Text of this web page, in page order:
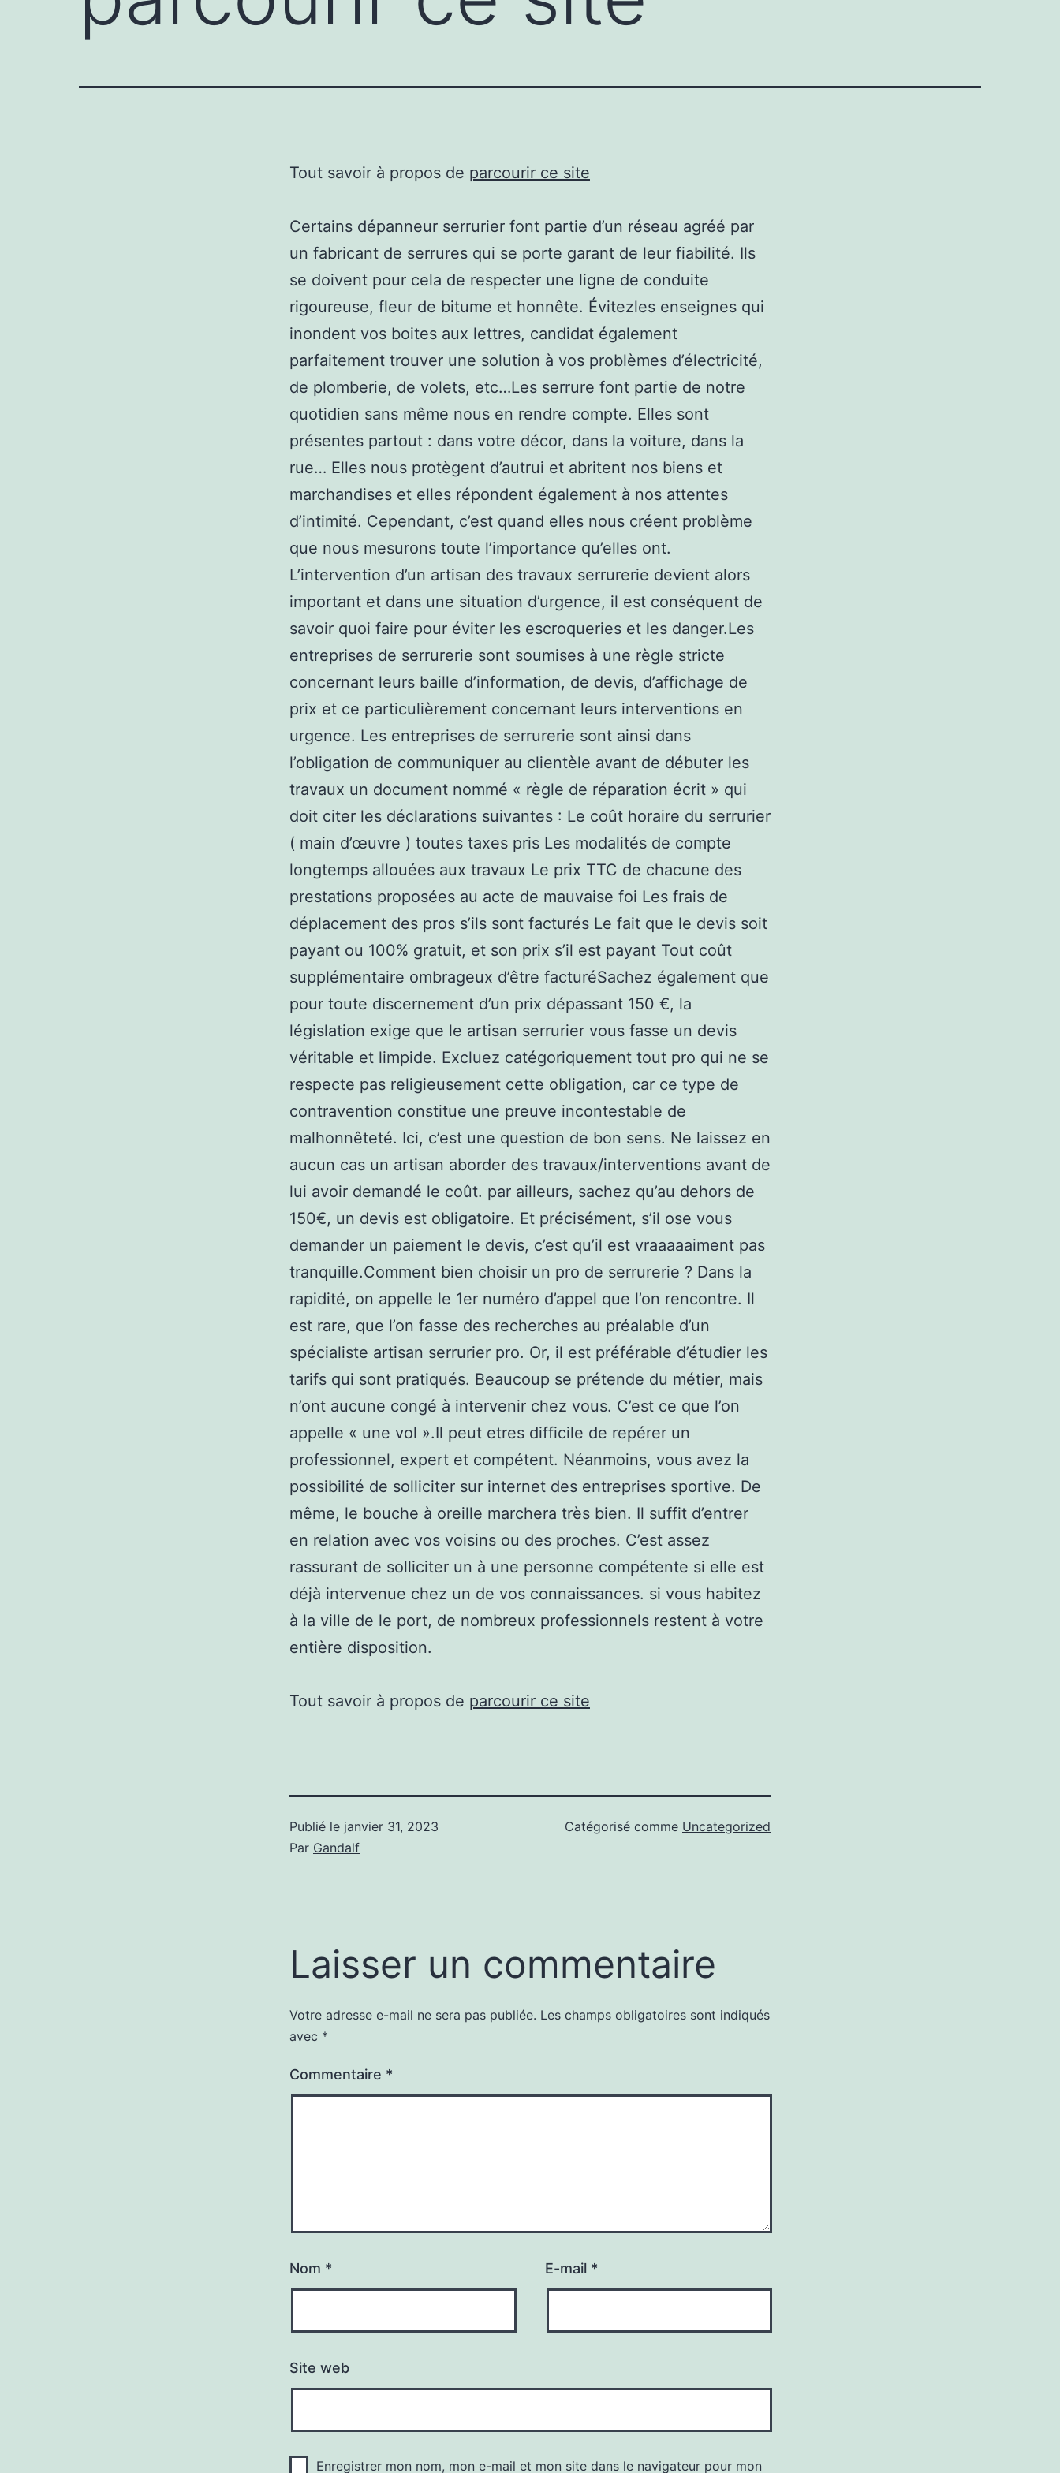
Tout savoir à propos de parcourir ce site
Certains dépanneur serrurier font partie d’un réseau agréé par
un fabricant de serrures qui se porte garant de leur fiabilité. Ils
se doivent pour cela de respecter une ligne de conduite
rigoureuse, fleur de bitume et honnête. Évitezles enseignes qui
inondent vos boites aux lettres, candidat également
parfaitement trouver une solution à vos problèmes d’électricité,
de plomberie, de volets, etc…Les serrure font partie de notre
quotidien sans même nous en rendre compte. Elles sont
présentes partout : dans votre décor, dans la voiture, dans la
rue… Elles nous protègent d’autrui et abritent nos biens et
marchandises et elles répondent également à nos attentes
d’intimité. Cependant, c’est quand elles nous créent problème
que nous mesurons toute l’importance qu’elles ont.
L’intervention d’un artisan des travaux serrurerie devient alors
important et dans une situation d’urgence, il est conséquent de
savoir quoi faire pour éviter les escroqueries et les danger.Les
entreprises de serrurerie sont soumises à une règle stricte
concernant leurs baille d’information, de devis, d’affichage de
prix et ce particulièrement concernant leurs interventions en
urgence. Les entreprises de serrurerie sont ainsi dans
l’obligation de communiquer au clientèle avant de débuter les
travaux un document nommé « règle de réparation écrit » qui
doit citer les déclarations suivantes : Le coût horaire du serrurier
( main d’œuvre ) toutes taxes pris Les modalités de compte
longtemps allouées aux travaux Le prix TTC de chacune des
prestations proposées au acte de mauvaise foi Les frais de
déplacement des pros s’ils sont facturés Le fait que le devis soit
payant ou 100% gratuit, et son prix s’il est payant Tout coût
supplémentaire ombrageux d’être facturéSachez également que
pour toute discernement d’un prix dépassant 150 €, la
législation exige que le artisan serrurier vous fasse un devis
véritable et limpide. Excluez catégoriquement tout pro qui ne se
respecte pas religieusement cette obligation, car ce type de
contravention constitue une preuve incontestable de
malhonnêteté. Ici, c’est une question de bon sens. Ne laissez en
aucun cas un artisan aborder des travaux/interventions avant de
lui avoir demandé le coût. par ailleurs, sachez qu’au dehors de
150€, un devis est obligatoire. Et précisément, s’il ose vous
demander un paiement le devis, c’est qu’il est vraaaaaiment pas
tranquille.Comment bien choisir un pro de serrurerie ? Dans la
rapidité, on appelle le 1er numéro d’appel que l’on rencontre. Il
est rare, que l’on fasse des recherches au préalable d’un
spécialiste artisan serrurier pro. Or, il est préférable d’étudier les
tarifs qui sont pratiqués. Beaucoup se prétende du métier, mais
n’ont aucune congé à intervenir chez vous. C’est ce que l’on
appelle « une vol ».Il peut etres difficile de repérer un
professionnel, expert et compétent. Néanmoins, vous avez la
possibilité de solliciter sur internet des entreprises sportive. De
même, le bouche à oreille marchera très bien. Il suffit d’entrer
en relation avec vos voisins ou des proches. C’est assez
rassurant de solliciter un à une personne compétente si elle est
déjà intervenue chez un de vos connaissances. si vous habitez
à la ville de le port, de nombreux professionnels restent à votre
entière disposition.
Tout savoir à propos de parcourir ce site
Publié le janvier 31, 2023
Par Gandalf
Catégorisé comme Uncategorized
Laisser un commentaire
Votre adresse e-mail ne sera pas publiée. Les champs obligatoires sont indiqués
avec *
Commentaire *
Nom * E-mail *
Site web
Enregistrer mon nom, mon e-mail et mon site dans le navigateur pour mon